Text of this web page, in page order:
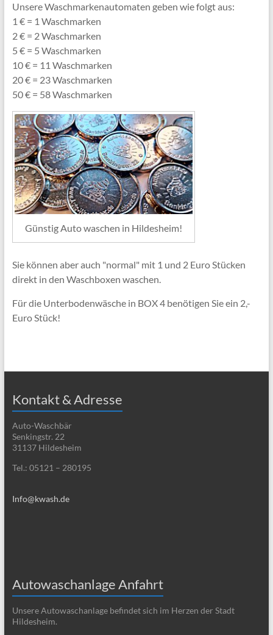
Unsere Waschmarkenautomaten geben wie folgt aus:
1 € = 1 Waschmarken
2 € = 2 Waschmarken
5 € = 5 Waschmarken
10 € = 11 Waschmarken
20 € = 23 Waschmarken
50 € = 58 Waschmarken
Günstig Auto waschen in Hildesheim!
Sie können aber auch "normal" mit 1 und 2 Euro Stücken
direkt in den Waschboxen waschen.
Für die Unterbodenwäsche in BOX 4 benötigen Sie ein 2,-
Euro Stück!
Kontakt & Adresse
Auto-Waschbär
Senkingstr. 22
31137 Hildesheim
Tel.: 05121 – 280195
Info@kwash.de
Autowaschanlage Anfahrt
Unsere Autowaschanlage befindet sich im Herzen der Stadt
Hildesheim.